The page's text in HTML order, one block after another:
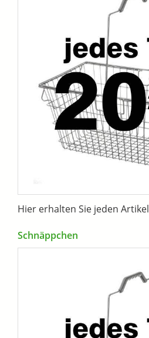
Hier erhalten Sie jeden
Schnäppchen